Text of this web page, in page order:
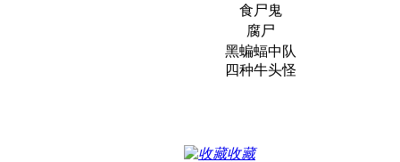
食尸鬼
腐尸
黑蝙蝠中队
四种牛头怪
收藏